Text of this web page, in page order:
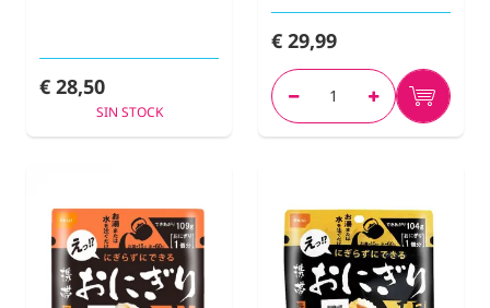
€ 28,50
SIN STOCK
€ 29,99